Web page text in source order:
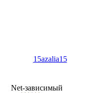
15azalia15
Net-зависимый